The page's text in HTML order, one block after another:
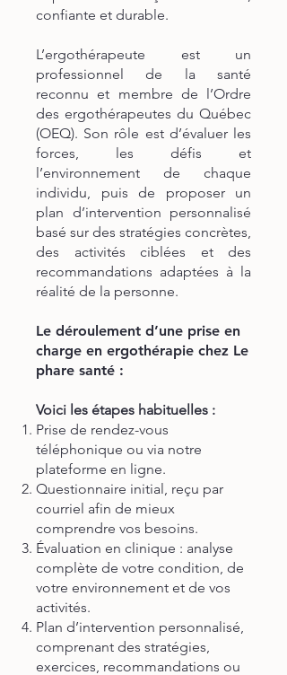
confiante et durable.
L’ergothérapeute est un
professionnel de la santé
reconnu et membre de l’Ordre
des ergothérapeutes du Québec
(OEQ). Son rôle est d’évaluer les
forces, les défis et
l’environnement de chaque
individu, puis de proposer un
plan d’intervention personnalisé
basé sur des stratégies concrètes,
des activités ciblées et des
recommandations adaptées à la
réalité de la personne.
Le déroulement d’une prise en
charge en ergothérapie chez Le
phare santé :
Voici les étapes habituelles :
Prise de rendez-vous
téléphonique ou via notre
plateforme en ligne.
Questionnaire initial, reçu par
courriel afin de mieux
comprendre vos besoins.
Évaluation en clinique : analyse
complète de votre condition, de
votre environnement et de vos
activités.
Plan d’intervention personnalisé,
comprenant des stratégies,
exercices, recommandations ou